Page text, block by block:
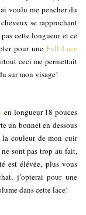
voulu me pencher du
se rapprochant
cette longueur et ce
pour une Full Lace
ceci me permettait
sur mon visage!
en longueur 18 pouces
un bonnet en dessous
la couleur de mon cuir
sont pas trop au fait,
est élévée, plus vous
j’opterai pour une
dans cette lace!